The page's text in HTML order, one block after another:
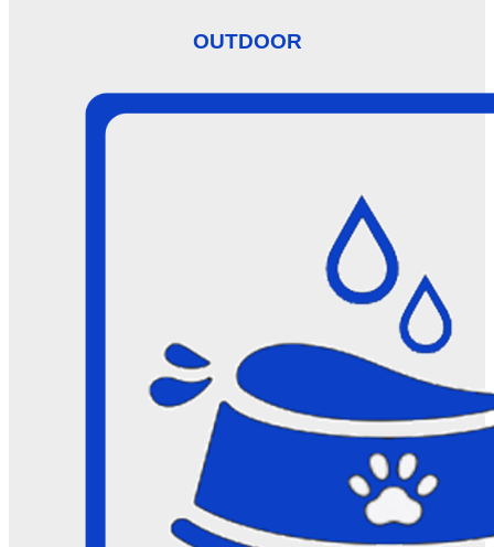
OUTDOOR